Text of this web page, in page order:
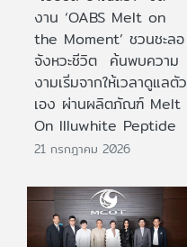
งาน ‘OABS Melt on
the Moment’ ชวนชะลอ
จังหวะชีวิต ค้นพบความ
งามเริ่มจากให้เวลาดูแลตัว
เอง ผ่านผลิตภัณฑ์ Melt
On Illuwhite Peptide
21 กรกฎาคม 2026